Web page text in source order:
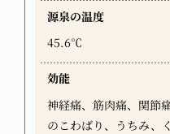
源泉の温度
45.6℃
効能
神経痛、筋肉痛、関節
のこわばり、うちみ、